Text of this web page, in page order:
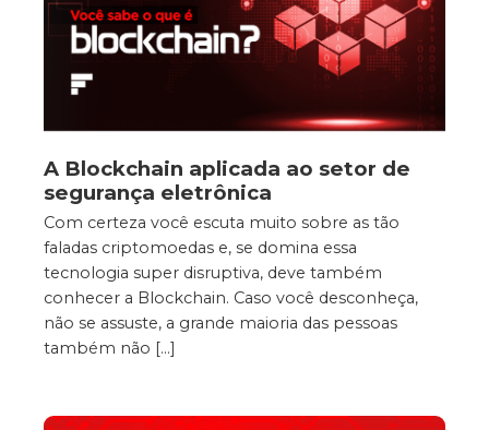
A Blockchain aplicada ao setor de
segurança eletrônica
Com certeza você escuta muito sobre as tão
faladas criptomoedas e, se domina essa
tecnologia super disruptiva, deve também
conhecer a Blockchain. Caso você desconheça,
não se assuste, a grande maioria das pessoas
também não […]